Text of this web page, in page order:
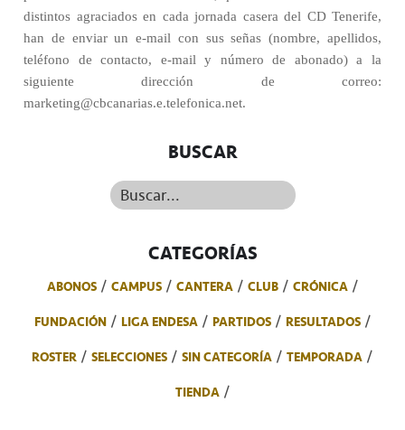
distintos agraciados en cada jornada casera del CD Tenerife,
han de enviar un e-mail con sus señas (nombre, apellidos,
teléfono de contacto, e-mail y número de abonado) a la
siguiente dirección de correo:
marketing@cbcanarias.e.telefonica.net.
BUSCAR
Buscar...
CATEGORÍAS
ABONOS CAMPUS CANTERA CLUB
CRÓNICA
FUNDACIÓN
LIGA ENDESA PARTIDOS
RESULTADOS
ROSTER
SELECCIONES SIN CATEGORÍA
TEMPORADA
TIENDA